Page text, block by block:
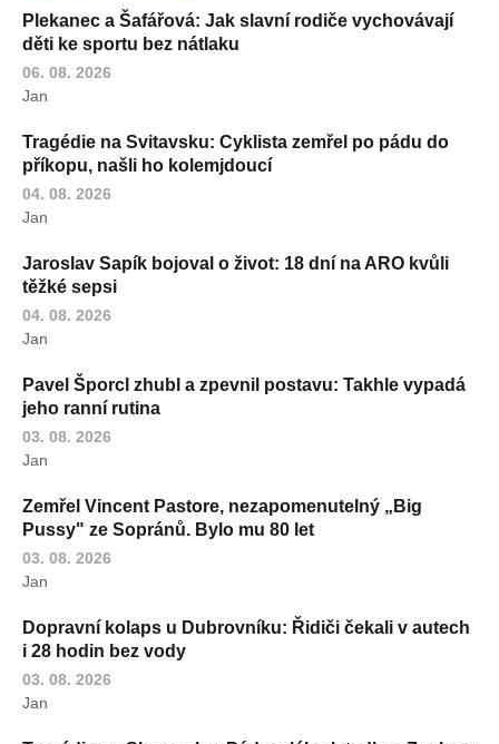
Plekanec a Šafářová: Jak slavní rodiče vychovávají
děti ke sportu bez nátlaku
06. 08. 2026
Jan
Tragédie na Svitavsku: Cyklista zemřel po pádu do
příkopu, našli ho kolemjdoucí
04. 08. 2026
Jan
Jaroslav Sapík bojoval o život: 18 dní na ARO kvůli
těžké sepsi
04. 08. 2026
Jan
Pavel Šporcl zhubl a zpevnil postavu: Takhle vypadá
jeho ranní rutina
03. 08. 2026
Jan
Zemřel Vincent Pastore, nezapomenutelný „Big
Pussy" ze Sopránů. Bylo mu 80 let
03. 08. 2026
Jan
Dopravní kolaps u Dubrovníku: Řidiči čekali v autech
i 28 hodin bez vody
03. 08. 2026
Jan